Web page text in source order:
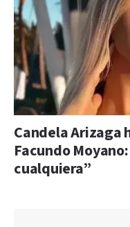
Candela Arizaga
Facundo
cualquiera”